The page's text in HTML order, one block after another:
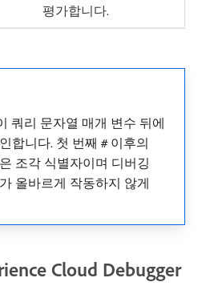
평가합니다.
쿼리 문자열 매개 변수 뒤에
합니다. 첫 번째 #이후의
조각 식별자이며 디버깅
올바르게 작동하지 않게
Cloud Debugger